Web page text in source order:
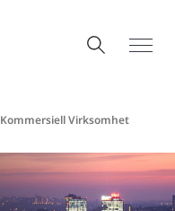
Kommersiell Virksomhet